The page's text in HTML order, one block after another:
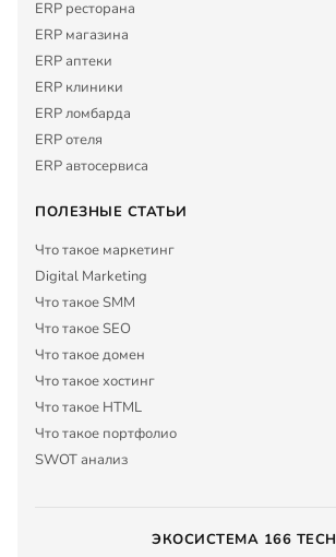
ERP ресторана
ERP магазина
ERP аптеки
ERP клиники
ERP ломбарда
ERP отеля
ERP автосервиса
ПОЛЕЗНЫЕ СТАТЬИ
Что такое маркетинг
Digital Marketing
Что такое SMM
Что такое SEO
Что такое домен
Что такое хостинг
Что такое HTML
Что такое портфолио
SWOT анализ
ЭКОСИСТЕМА 166 TECH